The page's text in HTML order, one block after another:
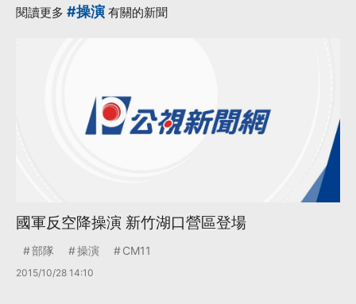
閱讀更多 #操演 有關的新聞
國軍反空降操演 新竹湖口營區登場
部隊 操演 CM11
2015/10/28 14:10